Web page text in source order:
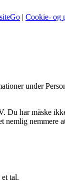
| Cookie- og
under
har måske
nemmere
tal.